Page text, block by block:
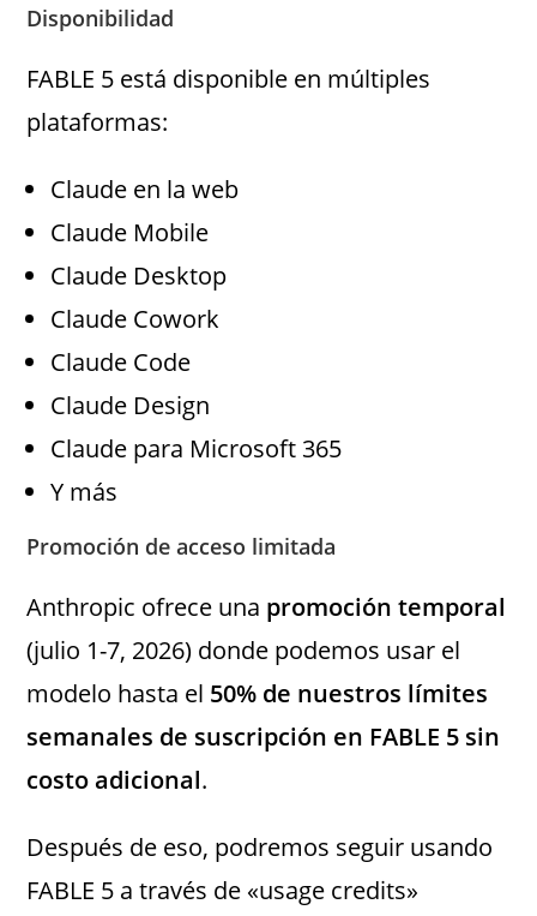
Disponibilidad
FABLE 5 está disponible en múltiples
plataformas:
Claude en la web
Claude Mobile
Claude Desktop
Claude Cowork
Claude Code
Claude Design
Claude para Microsoft 365
Y más
Promoción de acceso limitada
Anthropic ofrece una promoción temporal
(julio 1-7, 2026) donde podemos usar el
modelo hasta el 50% de nuestros límites
semanales de suscripción en FABLE 5 sin
costo adicional.
Después de eso, podremos seguir usando
FABLE 5 a través de «usage credits»